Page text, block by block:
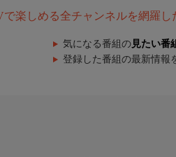
楽しめる全チャンネルを網羅し
気になる番組の 見たい番
登録した番組の最新情報